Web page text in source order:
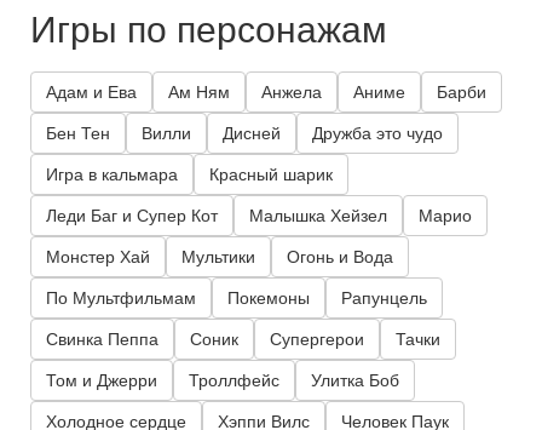
Игры по персонажам
Адам и Ева Ам Ням Анжела Аниме Барби
Бен Тен Вилли Дисней Дружба это чудо
Игра в кальмара Красный шарик
Леди Баг и Супер Кот Малышка Хейзел Марио
Монстер Хай Мультики Огонь и Вода
По Мультфильмам Покемоны Рапунцель
Свинка Пеппа Соник Супергерои Тачки
Том и Джерри Троллфейс Улитка Боб
Холодное сердце Хэппи Вилс Человек Паук